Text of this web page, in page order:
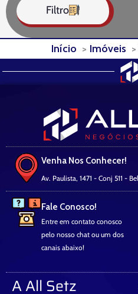
Valorização: Outras
Não perca a oportunidade
Filtro
Início Imóveis
Fale Conosco!
Entre em contato conosco
pelo nosso chat ou um dos
canais abaixo!
Venha Nos Conhecer!
Av. Paulista, 1471 - Conj 511 -
A All Setz